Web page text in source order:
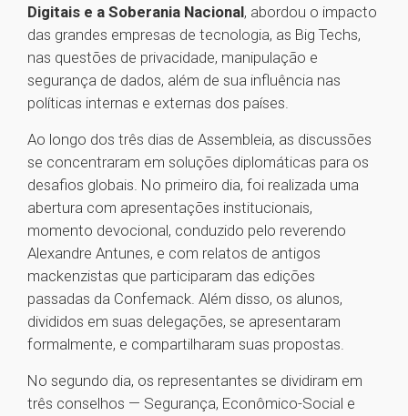
Digitais e a Soberania Nacional, abordou o impacto
das grandes empresas de tecnologia, as Big Techs,
nas questões de privacidade, manipulação e
segurança de dados, além de sua influência nas
políticas internas e externas dos países.
Ao longo dos três dias de Assembleia, as discussões
se concentraram em soluções diplomáticas para os
desafios globais. No primeiro dia, foi realizada uma
abertura com apresentações institucionais,
momento devocional, conduzido pelo reverendo
Alexandre Antunes, e com relatos de antigos
mackenzistas que participaram das edições
passadas da Confemack. Além disso, os alunos,
divididos em suas delegações, se apresentaram
formalmente, e compartilharam suas propostas.
No segundo dia, os representantes se dividiram em
três conselhos — Segurança, Econômico-Social e